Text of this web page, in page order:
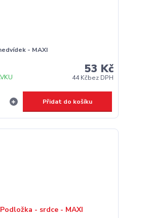
- MAXI
53 Kč
44 Kčbez DPH
Přidat do košíku